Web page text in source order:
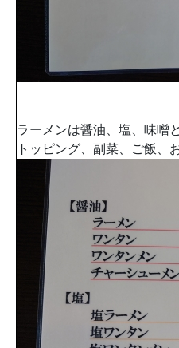
ラーメンは醤油、塩、味噌
トッピング、副菜、ご飯、